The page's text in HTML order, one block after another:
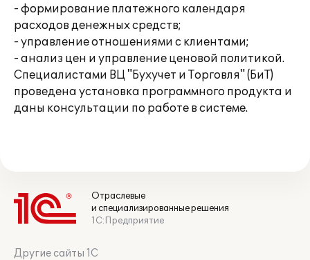
- формирование платежного календаря
расходов денежных средств;
- управление отношениями с клиентами;
- анализ цен и управление ценовой политикой.
Специалистами ВЦ "Бухучет и Торговля" (БиТ)
проведена установка программного продукта и
даны консультации по работе в системе.
Отраслевые
и специализированные решения
1С:Предприятие
Другие сайты 1С